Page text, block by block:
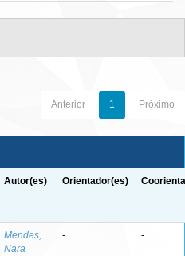
Anterior 1 Próximo
Autor(es) Orientador(es)
Mendes,
Nara
- -